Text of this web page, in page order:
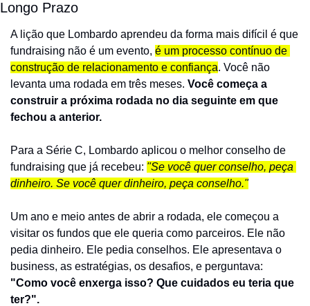
Longo Prazo
A lição que Lombardo aprendeu da forma mais difícil é que
fundraising não é um evento, é um processo contínuo de
construção de relacionamento e confiança. Você não
levanta uma rodada em três meses. Você começa a
construir a próxima rodada no dia seguinte em que
fechou a anterior.
Para a Série C, Lombardo aplicou o melhor conselho de
fundraising que já recebeu: "Se você quer conselho, peça
dinheiro. Se você quer dinheiro, peça conselho."
Um ano e meio antes de abrir a rodada, ele começou a
visitar os fundos que ele queria como parceiros. Ele não
pedia dinheiro. Ele pedia conselhos. Ele apresentava o
"Como você enxerga isso? Que cuidados eu teria que
ter?".